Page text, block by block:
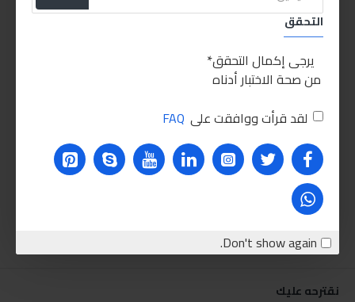
التحقق
يرجى إكمال التحقق
من صحة الاختبار أدناه
لقد قرأت ووافقت على FAQ
Don't show again.
نقترحه عليك